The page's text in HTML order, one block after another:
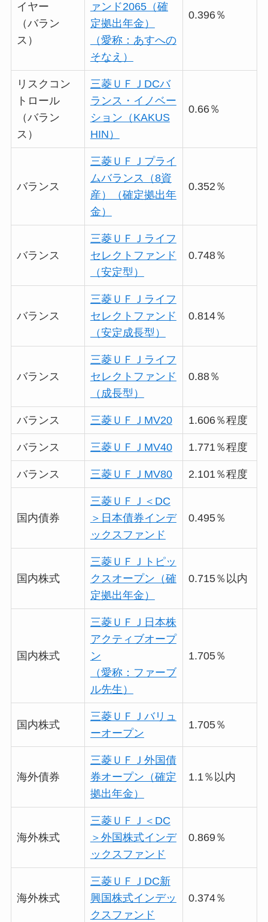
イヤー
（バラン
ス）
ァンド2065（確
定拠出年金）
（愛称：あすへの
そなえ）
0.396％
リスクコン
トロール
（バラン
ス）
三菱ＵＦＪDCバ
ランス・イノベー
ション（KAKUS
HIN）
0.66％
バランス
三菱ＵＦＪプライ
ムバランス（8資
産）（確定拠出年
金）
0.352％
バランス
三菱ＵＦＪライフ
セレクトファンド
（安定型）
0.748％
バランス
三菱ＵＦＪライフ
セレクトファンド
（安定成長型）
0.814％
バランス
三菱ＵＦＪライフ
セレクトファンド
（成長型）
0.88％
バランス 三菱ＵＦＪMV20 1.606％程度
バランス 三菱ＵＦＪMV40 1.771％程度
バランス 三菱ＵＦＪMV80 2.101％程度
国内債券
三菱ＵＦＪ＜DC
＞日本債券インデ
ックスファンド
0.495％
国内株式
三菱ＵＦＪトピッ
クスオープン（確
定拠出年金）
0.715％以内
国内株式
三菱ＵＦＪ日本株
アクティブオープ
ン
（愛称：ファーブ
ル先生）
1.705％
国内株式
三菱ＵＦＪバリュ
ーオープン
1.705％
海外債券
三菱ＵＦＪ外国債
券オープン（確定
拠出年金）
1.1％以内
海外株式
三菱ＵＦＪ＜DC
＞外国株式インデ
ックスファンド
0.869％
海外株式
三菱ＵＦＪDC新
興国株式インデッ
クスファンド
0.374％